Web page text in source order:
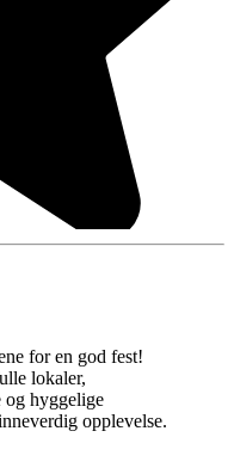
for en god fest!
lokaler,
og hyggelige
opplevelse.